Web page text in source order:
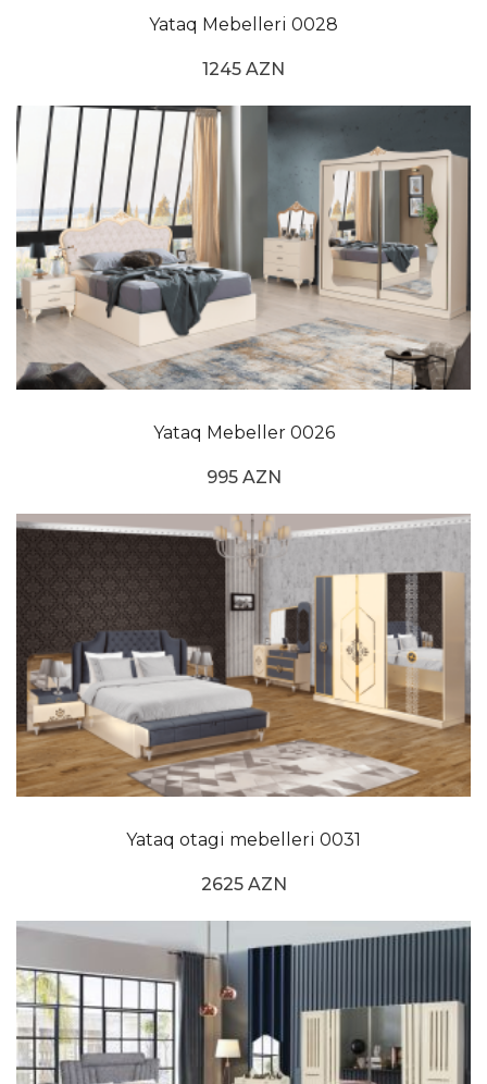
Tək yataq mebeli
Tək yataq mebeli üzərində olan naxışları mürəkkəb
örtüyü dəstlərinə müraciət edə bilərlər. Qara tək
yorğan dəsti də bu modellər arasında məşhur
variantlar arasındadır. Bundan əlavə, ağ tək yorğan
dəstləri və boz tək yorğan dəstləri də eyni zərifliyə
malik, lakin daha zərif görünüşlü dəstlərdir. Daha
klassik bir görünüşə sahib olmaq istəyən və
rahatlıqdan ödün vermək istəməyənlər üçün tək
yorğanlı yorğan örtüyü modelləri nümunə olaraq
Yataq Mebelleri 0028
1245 AZN
Yataq Mebeller 0026
995 AZN
Yataq otagi mebelleri 0031
2625 AZN